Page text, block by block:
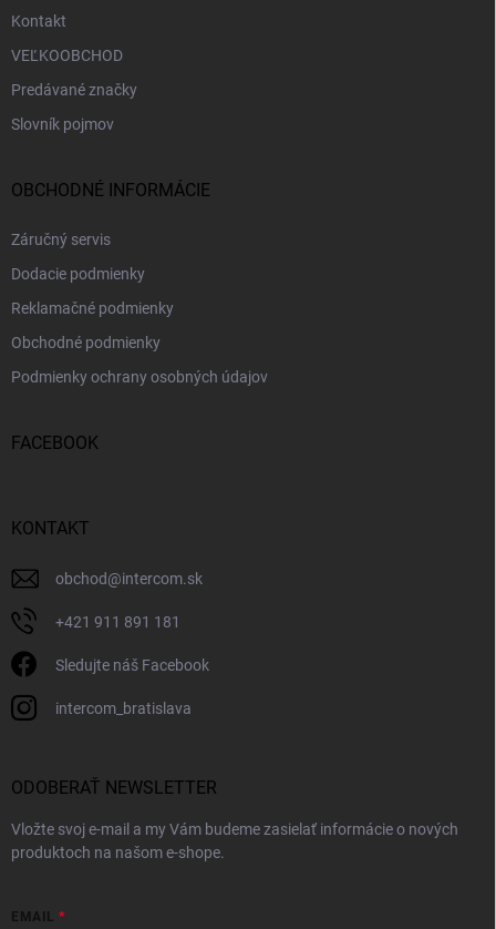
Kontakt
VEĽKOOBCHOD
Predávané značky
Slovník pojmov
OBCHODNÉ INFORMÁCIE
Záručný servis
Dodacie podmienky
Reklamačné podmienky
Obchodné podmienky
Podmienky ochrany osobných údajov
FACEBOOK
KONTAKT
obchod@intercom.sk
+421 911 891 181
Sledujte náš Facebook
intercom_bratislava
ODOBERAŤ NEWSLETTER
Vložte svoj e-mail a my Vám budeme zasielať informácie o nových
produktoch na našom e-shope.
EMAIL